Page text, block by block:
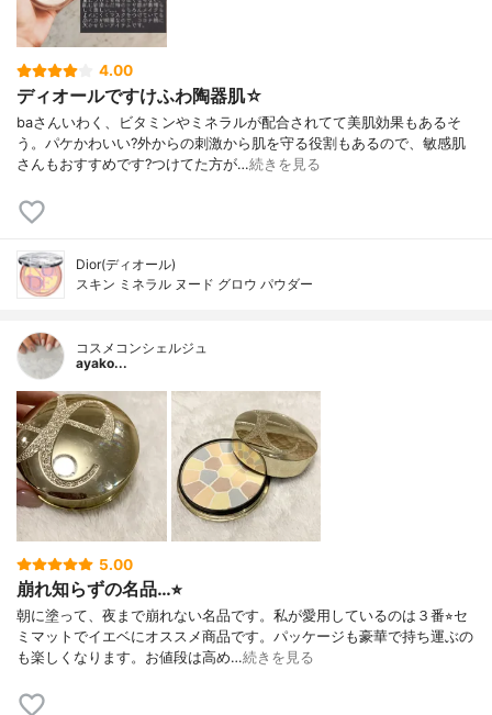
4.00
ディオールですけふわ陶器肌☆
baさんいわく、ビタミンやミネラルが配合されてて美肌効果もあるそ
う。パケかわいい?外からの刺激から肌を守る役割もあるので、敏感肌
さんもおすすめです?つけてた方が…続きを見る
Dior(ディオール)
スキン ミネラル ヌード グロウ パウダー
コスメコンシェルジュ
ayako...
5.00
崩れ知らずの名品…⭐︎
朝に塗って、夜まで崩れない名品です。私が愛用しているのは３番⭐︎セ
ミマットでイエベにオススメ商品です。パッケージも豪華で持ち運ぶの
も楽しくなります。お値段は高め…続きを見る